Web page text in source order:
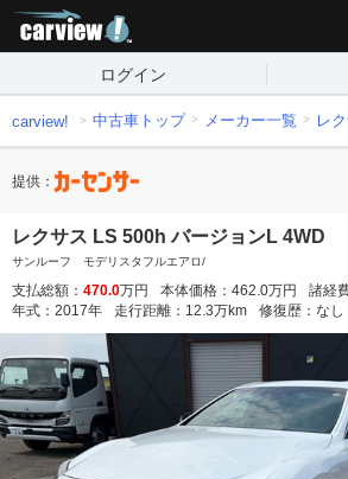
ログイン
carview! 中古車トップ メーカー一覧 レ
提供：
レクサス LS 500h バージョンL 4WD
サンルーフ モデリスタフルエアロ/
支払総額： 470.0万円 本体価格： 462.0万円 諸経
年式： 2017年 走行距離： 12.3万km 修復歴： なし